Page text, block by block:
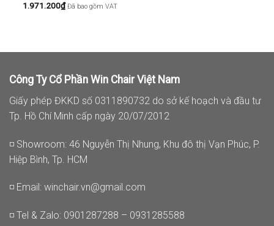
1.971.200₫ Đã bao gồm VAT
Công Ty Cổ Phần Win Chair Việt Nam
Giấy phép ĐKKD số 0311890732 do sở kế hoạch và đầu tư
Tp. Hồ Chí Minh cấp ngày 20/07/2012
◽ Showroom: 46 Nguyễn Thị Nhung, Khu đô thị Vạn Phúc, P.
Hiệp Bình, Tp. HCM
◽ Email: winchair.vn@gmail.com
◽ Tel & Zalo: 0901287288 – 0931285588